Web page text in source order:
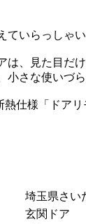
ていらっしゃい
は、見た目だ
小さな使いづ
仕様「ドアリ
埼玉県さい
玄関ドア